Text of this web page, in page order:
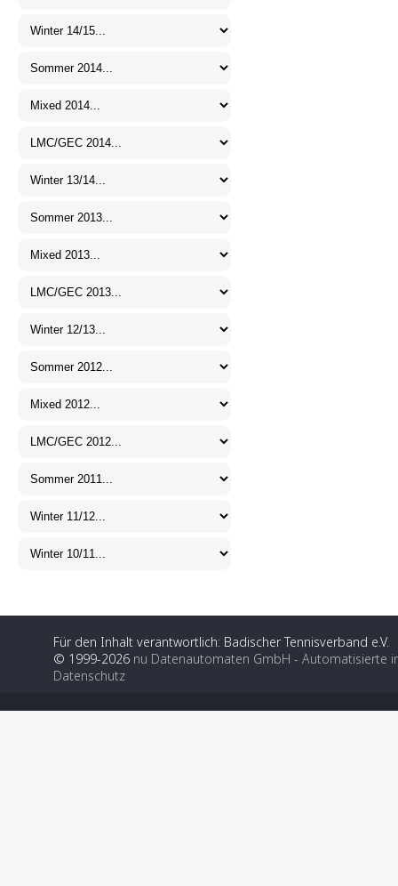
Für den Inhalt verantwortlich: Badischer Tennisverband e.V.
© 1999-2026 nu Datenautomaten GmbH - Automatisierte
Datenschutz